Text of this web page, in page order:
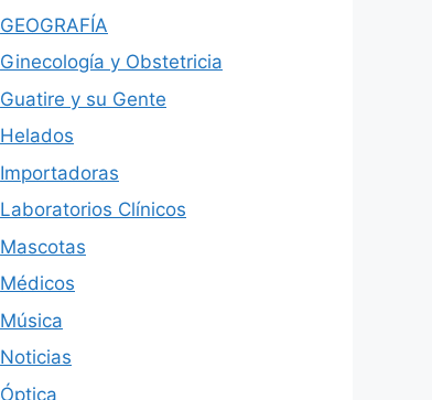
GEOGRAFÍA
Ginecología y Obstetricia
Guatire y su Gente
Helados
Importadoras
Laboratorios Clínicos
Mascotas
Médicos
Música
Noticias
Óptica